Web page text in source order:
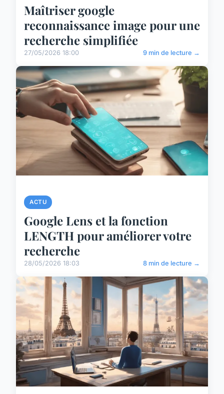
Maîtriser google
reconnaissance image pour une
recherche simplifiée
27/05/2026 18:00 9 min de lecture →
ACTU
Google Lens et la fonction
LENGTH pour améliorer votre
recherche
28/05/2026 18:03 8 min de lecture →